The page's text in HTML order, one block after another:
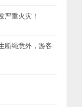
严重火灾！
断绳意外，游客